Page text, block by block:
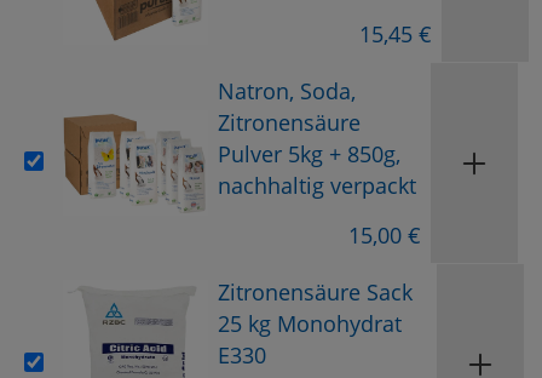
15,45 €
Natron, Soda,
Zitronensäure
Pulver 5kg + 850g,
nachhaltig verpackt
15,00 €
Zitronensäure Sack
25 kg Monohydrat
E330